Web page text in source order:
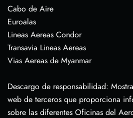
Cabo de Aire
Euroalas
Lineas Aereas Condor
Transavia Lineas Aereas
Vias Aereas de Myanmar
Descargo de responsabilidad:
web de terceros que proporciona
sobre las diferentes Oficinas del